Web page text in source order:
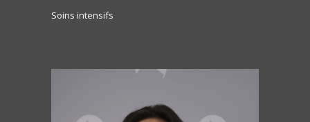
Soins intensifs